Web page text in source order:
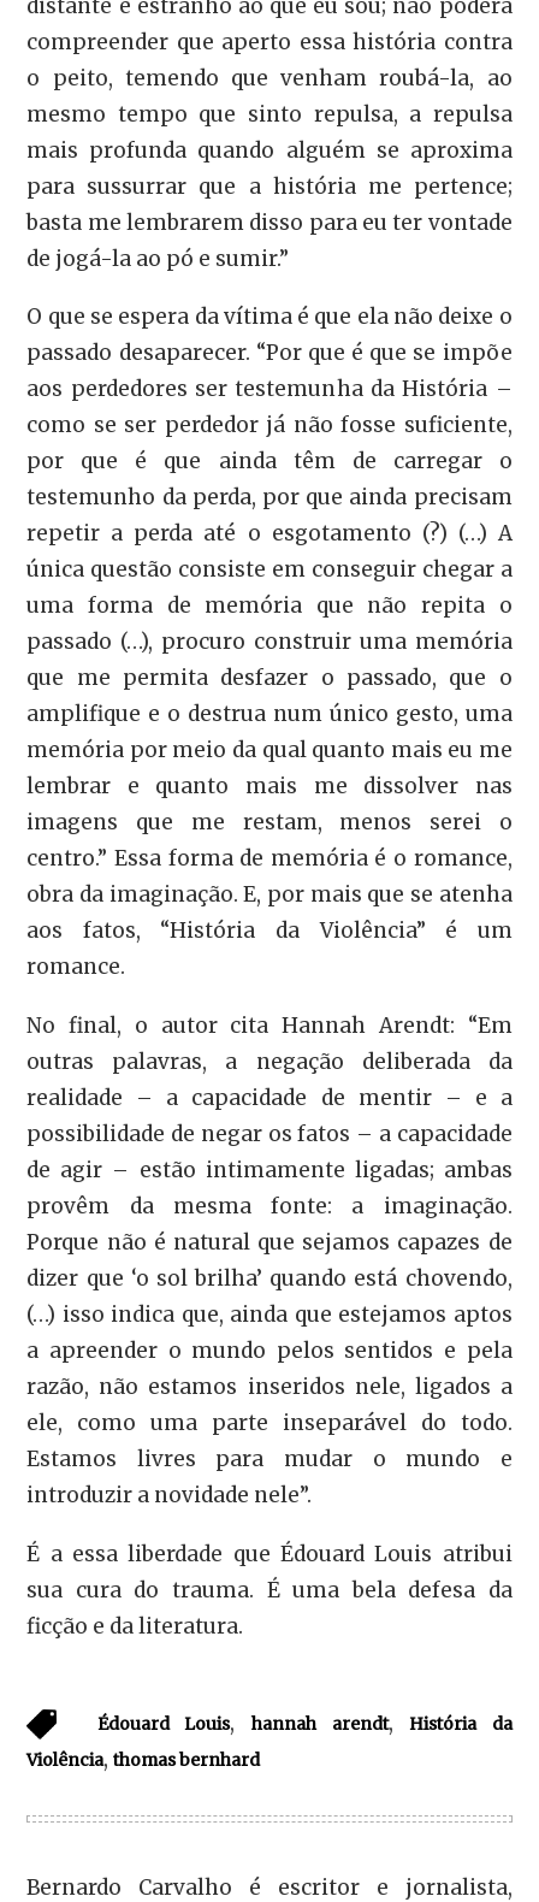
distante e estranho ao que eu sou; não poderá
compreender que aperto essa história contra
o peito, temendo que venham roubá-la, ao
mesmo tempo que sinto repulsa, a repulsa
mais profunda quando alguém se aproxima
para sussurrar que a história me pertence;
basta me lembrarem disso para eu ter vontade
de jogá-la ao pó e sumir.”
O que se espera da vítima é que ela não deixe o
passado desaparecer. “Por que é que se impõe
aos perdedores ser testemunha da História –
como se ser perdedor já não fosse suficiente,
por que é que ainda têm de carregar o
testemunho da perda, por que ainda precisam
repetir a perda até o esgotamento (?) (…) A
única questão consiste em conseguir chegar a
uma forma de memória que não repita o
passado (…), procuro construir uma memória
que me permita desfazer o passado, que o
amplifique e o destrua num único gesto, uma
memória por meio da qual quanto mais eu me
lembrar e quanto mais me dissolver nas
imagens que me restam, menos serei o
centro.” Essa forma de memória é o romance,
obra da imaginação. E, por mais que se atenha
aos fatos, “História da Violência” é um
romance.
No final, o autor cita Hannah Arendt: “Em
outras palavras, a negação deliberada da
realidade – a capacidade de mentir – e a
possibilidade de negar os fatos – a capacidade
de agir – estão intimamente ligadas; ambas
provêm da mesma fonte: a imaginação.
Porque não é natural que sejamos capazes de
dizer que ‘o sol brilha’ quando está chovendo,
(…) isso indica que, ainda que estejamos aptos
a apreender o mundo pelos sentidos e pela
razão, não estamos inseridos nele, ligados a
ele, como uma parte inseparável do todo.
Estamos livres para mudar o mundo e
introduzir a novidade nele”.
É a essa liberdade que Édouard Louis atribui
sua cura do trauma. É uma bela defesa da
ficção e da literatura.
Édouard Louis,hannah arendt,História da
Violência,thomas bernhard
Bernardo Carvalho é escritor e jornalista,